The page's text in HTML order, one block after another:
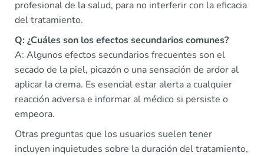
profesional de la salud, para no interferir con la eficacia
del tratamiento.
Q: ¿Cuáles son los efectos secundarios comunes?
A: Algunos efectos secundarios frecuentes son el
secado de la piel, picazón o una sensación de ardor al
aplicar la crema. Es esencial estar alerta a cualquier
reacción adversa e informar al médico si persiste o
empeora.
Otras preguntas que los usuarios suelen tener
incluyen inquietudes sobre la duración del tratamiento,